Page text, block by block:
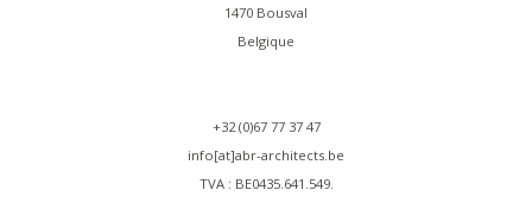
1470 Bousval
Belgique
+32 (0)67 77 37 47
info[at]abr-architects.be
TVA : BE0435.641.549.